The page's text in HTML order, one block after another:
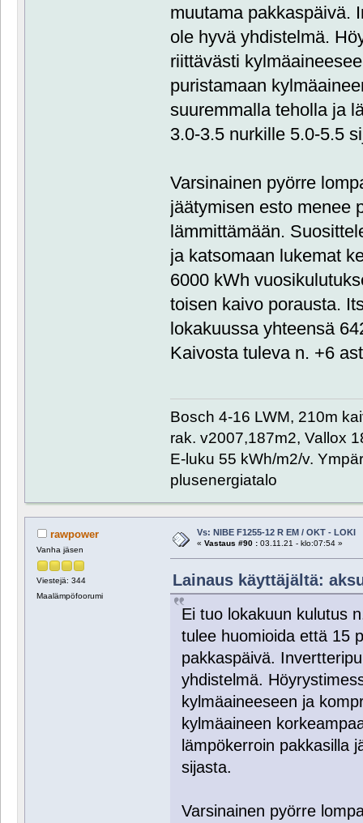
muutama pakkaspäivä.
ole hyvä yhdistelmä.
riittävästi
puristamaan
suuremmalla teholla ja
3.0-3.5 nurkille 5.0-5.5
Varsinainen pyörre
jäätymisen esto menee
lämmittämään.
ja katsomaan lukemat
6000 kWh
toisen kaivo porausta.
lokakuussa yhteensä
Kaivosta tuleva n. +6
Bosch 4-16 LWM, 210m
rak. v2007,187m2, Vallox
E-luku 55 kWh/m2/v.
plusenergiatalo
rawpower
Vanha jäsen
Viestejä: 344
Maalämpöfoorumi
Vs: NIBE F1255-12 R EM / OKT - LOKI
« Vastaus #90 :03.11.21 - klo:07:54 »
Lainaus käyttäjältä:
Ei tuo lokakuun kulutus
tulee huomioida että 15
pakkaspäivä.
yhdistelmä.
kylmäaineeseen ja
kylmäaineen
lämpökerroin pakkasilla
sijasta.
Varsinainen pyörre